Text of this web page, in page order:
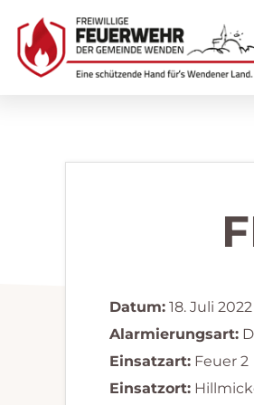
Hauptnavigation
springen
Inhalt
springen
Datum: 18. Juli
Alarmierungsart:
Einsatzart: Feuer 2
Einsatzort: